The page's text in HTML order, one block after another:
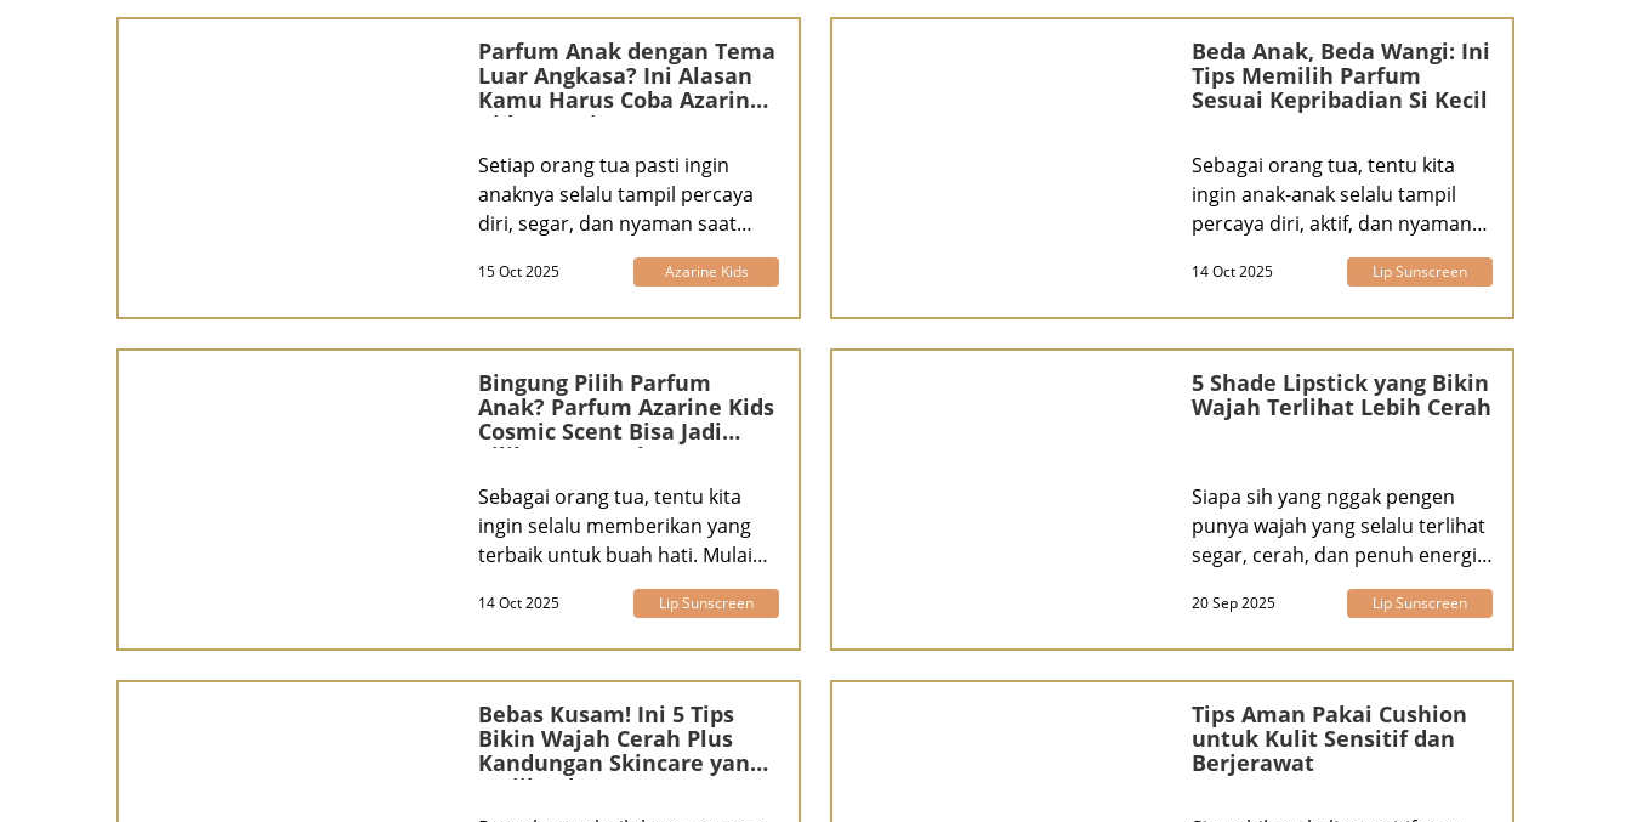
Parfum Anak dengan Tema
Luar Angkasa? Ini Alasan
Kamu Harus Coba Azarine
Kids Cosmic Scents
Setiap orang tua pasti ingin
anaknya selalu tampil percaya
diri, segar, dan nyaman saat
15 Oct 2025 Azarine Kids
Beda Anak, Beda Wangi: Ini
Tips Memilih Parfum
Sesuai Kepribadian Si Kecil
Sebagai orang tua, tentu kita
ingin anak-anak selalu tampil
percaya diri, aktif, dan nyaman
14 Oct 2025 Lip Sunscreen
Bingung Pilih Parfum
Anak? Parfum Azarine Kids
Cosmic Scent Bisa Jadi
Pilihan Tepat Ibu Cermat
Sebagai orang tua, tentu kita
ingin selalu memberikan yang
terbaik untuk buah hati. Mulai
14 Oct 2025 Lip Sunscreen
5 Shade Lipstick yang Bikin
Wajah Terlihat Lebih Cerah
Siapa sih yang nggak pengen
punya wajah yang selalu terlihat
segar, cerah, dan penuh energi
20 Sep 2025 Lip Sunscreen
Bebas Kusam! Ini 5 Tips
Bikin Wajah Cerah Plus
Kandungan Skincare yang
Wajib Ada
Tips Aman Pakai Cushion
untuk Kulit Sensitif dan
Berjerawat